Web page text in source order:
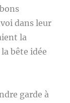
dans leur
la
bête idée
garde à